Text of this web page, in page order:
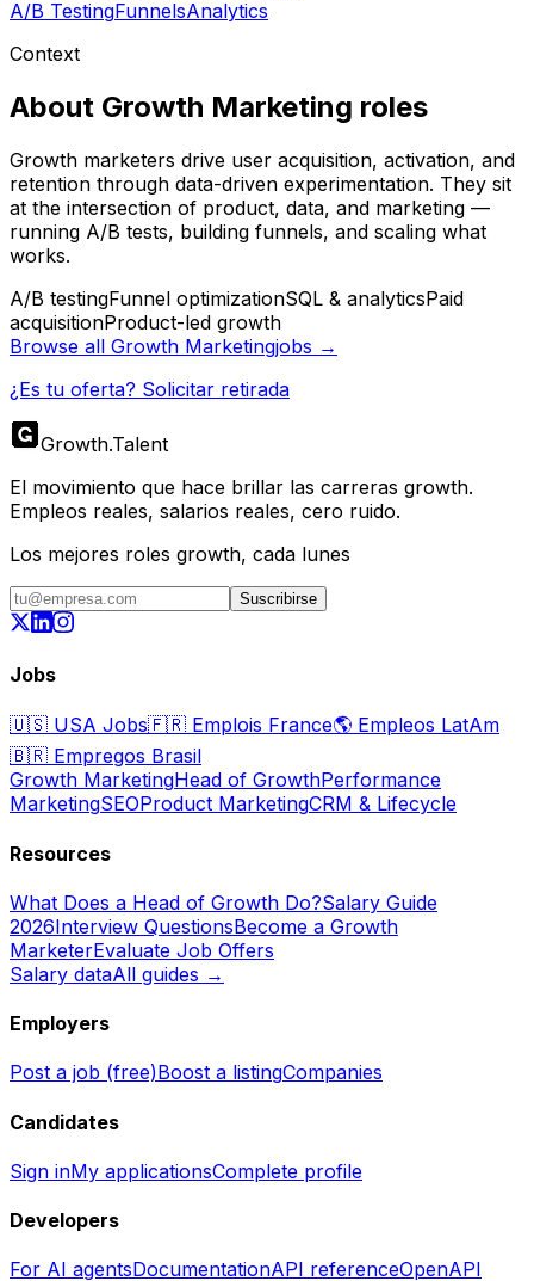
A/B TestingFunnelsAnalytics
Context
About Growth Marketing roles
Growth marketers drive user acquisition, activation, and
retention through data-driven experimentation. They sit
at the intersection of product, data, and marketing —
running A/B tests, building funnels, and scaling what
works.
A/B testingFunnel optimizationSQL & analyticsPaid
acquisitionProduct-led growth
Browse all Growth Marketingjobs →
¿Es tu oferta? Solicitar retirada
Growth.Talent
El movimiento que hace brillar las carreras growth.
Empleos reales, salarios reales, cero ruido.
Los mejores roles growth, cada lunes
Suscribirse
Jobs
🇺🇸 USA Jobs🇫🇷 Emplois France🌎 Empleos LatAm
🇧🇷 Empregos Brasil
Growth MarketingHead of GrowthPerformance
MarketingSEOProduct MarketingCRM & Lifecycle
Resources
What Does a Head of Growth Do?Salary Guide
2026Interview QuestionsBecome a Growth
MarketerEvaluate Job Offers
Salary dataAll guides →
Employers
Post a job (free)Boost a listingCompanies
Candidates
Sign inMy applicationsComplete profile
Developers
For AI agentsDocumentationAPI referenceOpenAPI